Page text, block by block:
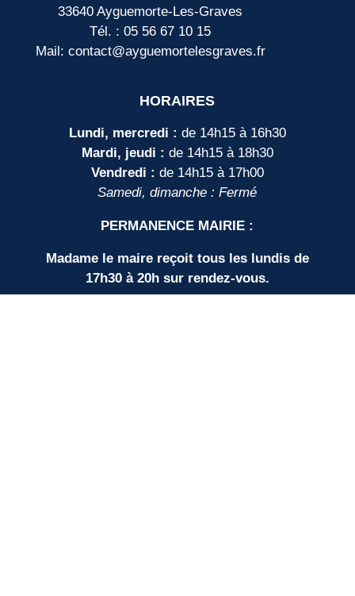
33640 Ayguemorte-Les-Graves
Tél. : 05 56 67 10 15
Mail: contact@ayguemortelesgraves.fr
HORAIRES
Lundi, mercredi : de 14h15 à 16h30
Mardi, jeudi : de 14h15 à 18h30
Vendredi : de 14h15 à 17h00
Samedi, dimanche : Fermé
PERMANENCE MAIRIE :
Madame le maire reçoit tous les lundis de
17h30 à 20h sur rendez-vous.